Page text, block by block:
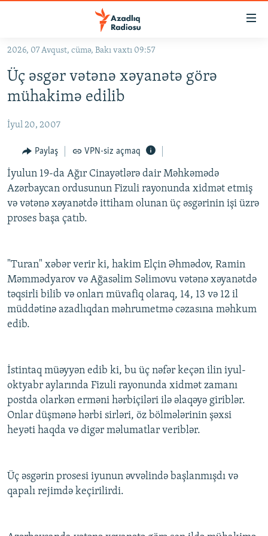
Əsas
qayıt
Əsas
qayıt
#İZAHLA
#ƏSLINDƏ
FƏRQƏ BAX
QANUNI DOĞRU
ARAŞDIRMA
MULTIMEDIA
FOTOQALEREYA
İNFOQRAFIKA
OXU ZALI
AZƏRBAYCAN ƏDƏBIYYATI KITABXANASI
İZ - MƏDƏNIYYƏT PROQRAMI
HAQQIMIZDA
MISSIYAMIZ
PEŞƏ ETIKASI VƏ JURNALISTIKA STANDARTLARIMIZ
MATERIALLARIMIZDAN ISTIFADƏ
BIZIMLƏ ƏLAQƏ
XƏBƏR BÜLLETENLƏRIMIZ
BIZI IZLƏ
2026, 07 Avqust, cümə, Bakı vaxtı 09:57
Üç əsgər vətənə xəyanətə görə
mühakimə edilib
İyul 20, 2007
Paylaş VPN-siz açmaq
İyulun 19-da Ağır Cinayətlərə dair Məhkəmədə
Azərbaycan ordusunun Fizuli rayonunda xidmət etmiş
və vətənə xəyanətdə ittiham olunan üç əsgərinin işi üzrə
proses başa çatıb.
"Turan" xəbər verir ki, hakim Elçin Əhmədov, Ramin
Məmmədyarov və Ağasəlim Səlimovu vətənə xəyanətdə
təqsirli bilib və onları müvafiq olaraq, 14, 13 və 12 il
müddətinə azadlıqdan məhrumetmə cəzasına məhkum
edib.
İstintaq müəyyən edib ki, bu üç nəfər keçən ilin iyul-
oktyabr aylarında Fizuli rayonunda xidmət zamanı
postda olarkən erməni hərbiçiləri ilə əlaqəyə giriblər.
Onlar düşmənə hərbi sirləri, öz bölmələrinin şəxsi
heyəti haqda və digər məlumatlar veriblər.
Üç əsgərin prosesi iyunun əvvəlində başlanmışdı və
qapalı rejimdə keçirilirdi.